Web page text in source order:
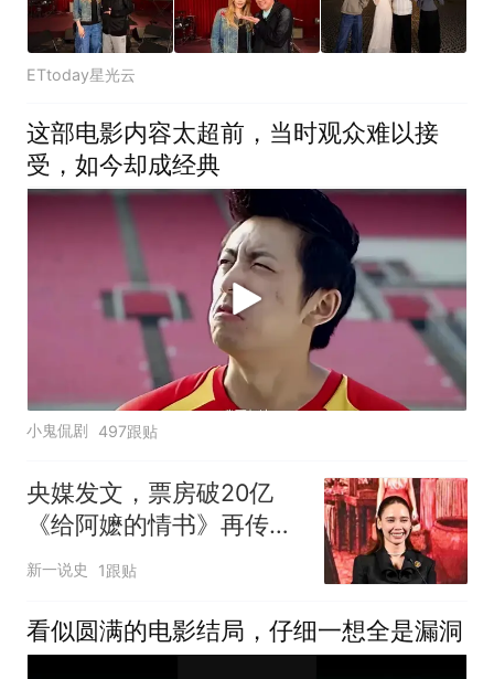
ETtoday星光云
这部电影内容太超前，当时观众难以接
受，如今却成经典
小鬼侃剧 497跟贴
央媒发文，票房破20亿
《给阿嬷的情书》再传喜
讯，泰国部长没说错
新一说史 1跟贴
看似圆满的电影结局，仔细一想全是漏洞